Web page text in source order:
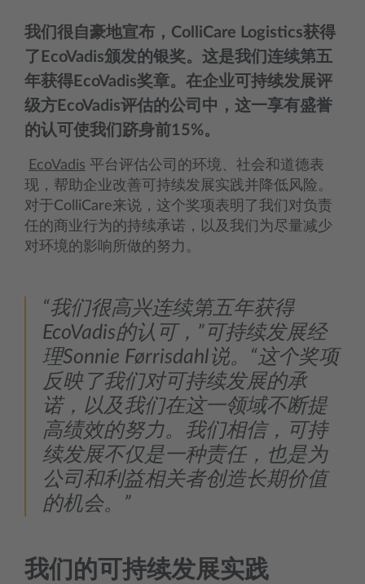
我们很自豪地宣布，ColliCare Logistics获得
了EcoVadis颁发的银奖。这是我们连续第五
年获得EcoVadis奖章。在企业可持续发展评
级方EcoVadis评估的公司中，这一享有盛誉
的认可使我们跻身前15%。
EcoVadis 平台评估公司的环境、社会和道德表
现，帮助企业改善可持续发展实践并降低风险。
对于ColliCare来说，这个奖项表明了我们对负责
任的商业行为的持续承诺，以及我们为尽量减少
对环境的影响所做的努力。
“我们很高兴连续第五年获得
EcoVadis的认可，”可持续发展经
理Sonnie Førrisdahl说。“这个奖项
反映了我们对可持续发展的承
诺，以及我们在这一领域不断提
高绩效的努力。我们相信，可持
续发展不仅是一种责任，也是为
公司和利益相关者创造长期价值
的机会。”
我们的可持续发展实践